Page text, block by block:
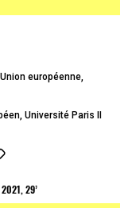
européenne,
Université Paris II
29’